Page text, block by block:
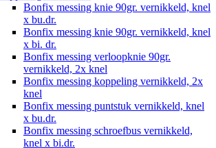
Bonfix messing knie 90gr. vernikkeld, knel
x bu.dr.
Bonfix messing knie 90gr. vernikkeld, knel
x bi. dr.
Bonfix messing verloopknie 90gr.
vernikkeld, 2x knel
Bonfix messing koppeling vernikkeld, 2x
knel
Bonfix messing puntstuk vernikkeld, knel
x bu.dr.
Bonfix messing schroefbus vernikkeld,
knel x bi.dr.